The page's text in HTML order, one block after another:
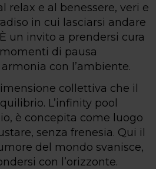
relax e al benessere, veri e
in cui lasciarsi andare
un invito a prendersi cura
di pausa
con l’ambiente.
collettiva che il
L’infinity pool
è concepita come luogo
senza frenesia. Qui il
del mondo svanisce,
con l’orizzonte.